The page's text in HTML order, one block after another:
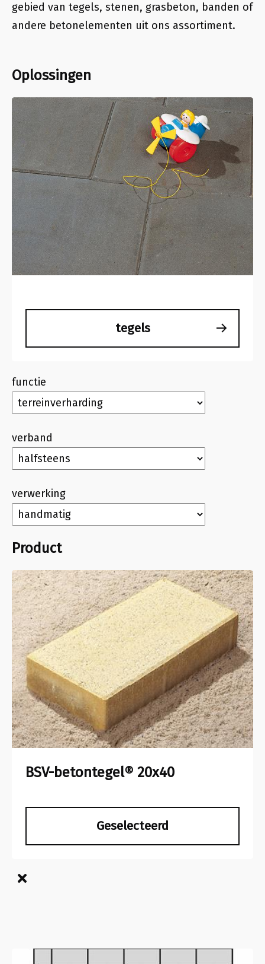
gebied van tegels, stenen, grasbeton, banden of
andere betonelementen uit ons assortiment.
Oplossingen
tegels
functie
verband
verwerking
Product
Geselecteerd
BSV-betontegel® 20x40